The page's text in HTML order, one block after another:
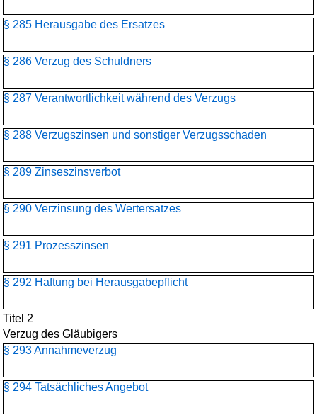
§ 285 Herausgabe des Ersatzes
§ 286 Verzug des Schuldners
§ 287 Verantwortlichkeit während des Verzugs
§ 288 Verzugszinsen und sonstiger Verzugsschaden
§ 289 Zinseszinsverbot
§ 290 Verzinsung des Wertersatzes
§ 291 Prozesszinsen
§ 292 Haftung bei Herausgabepflicht
Titel 2
Verzug des Gläubigers
§ 293 Annahmeverzug
§ 294 Tatsächliches Angebot